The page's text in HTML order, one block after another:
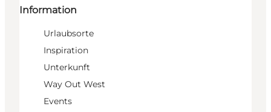
Information
Urlaubsorte
Inspiration
Unterkunft
Way Out West
Events